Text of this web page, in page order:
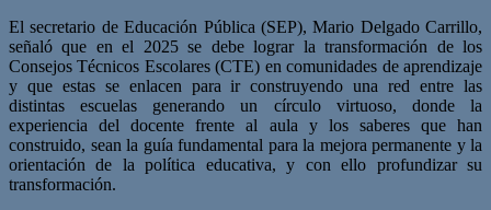
El secretario de Educación Pública (SEP), Mario Delgado Carrillo,
señaló que en el 2025 se debe lograr la transformación de los
Consejos Técnicos Escolares (CTE) en comunidades de aprendizaje
y que estas se enlacen para ir construyendo una red entre las
distintas escuelas generando un círculo virtuoso, donde la
experiencia del docente frente al aula y los saberes que han
construido, sean la guía fundamental para la mejora permanente y la
orientación de la política educativa, y con ello profundizar su
transformación.